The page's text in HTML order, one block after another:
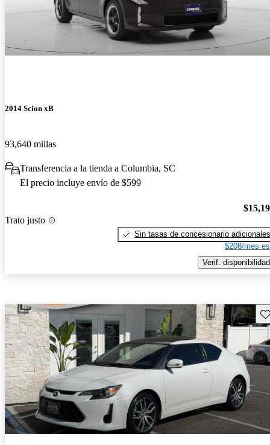
2014 Scion xB
93,640 millas
Transferencia a la tienda a Columbia, SC
El precio incluye envío de $599
Trato justo
Sin tasas de concesionario adicionales
$208/mes
Verif. disponibilidad